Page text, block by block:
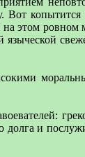
Вот
на этом
долга и